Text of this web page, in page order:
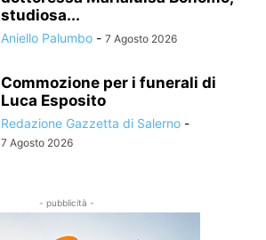
studiosa...
Aniello Palumbo - 7 Agosto 2026
Commozione per i funerali di
Luca Esposito
Redazione Gazzetta di Salerno -
7 Agosto 2026
- pubblicità -